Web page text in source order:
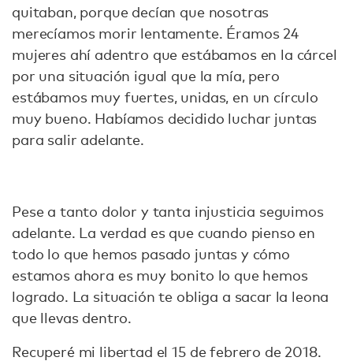
quitaban, porque decían que nosotras
merecíamos morir lentamente. Éramos 24
mujeres ahí adentro que estábamos en la cárcel
por una situación igual que la mía, pero
estábamos muy fuertes, unidas, en un círculo
muy bueno. Habíamos decidido luchar juntas
para salir adelante.
Pese a tanto dolor y tanta injusticia seguimos
adelante. La verdad es que cuando pienso en
todo lo que hemos pasado juntas y cómo
estamos ahora es muy bonito lo que hemos
logrado. La situación te obliga a sacar la leona
que llevas dentro.
Recuperé mi libertad el 15 de febrero de 2018.